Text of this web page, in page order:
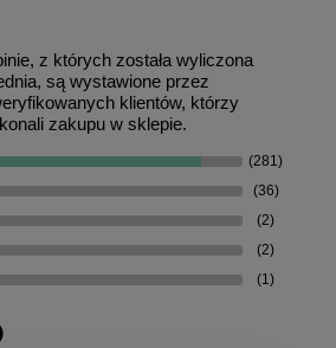
z których została wyliczona
są wystawione przez
klientów, którzy
zakupu w sklepie.
(281)
(36)
(2)
(2)
(1)